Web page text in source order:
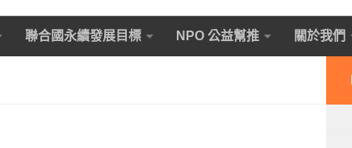
聯合國永續發展目標 NPO 公益幫推 關於我們